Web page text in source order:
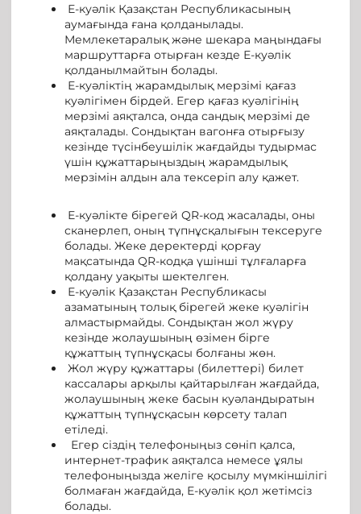
Е-куәлік Қазақстан Республикасының
аумағында ғана қолданылады.
Мемлекетаралық және шекара маңындағы
маршруттарға отырған кезде Е-куәлік
қолданылмайтын болады.
Е-куәліктің жарамдылық мерзімі қағаз
куәлігімен бірдей. Егер қағаз куәлігінің
мерзімі аяқталса, онда сандық мерзімі де
аяқталады. Сондықтан вагонға отырғызу
кезінде түсінбеушілік жағдайды тудырмас
үшін құжаттарыңыздың жарамдылық
мерзімін алдын ала тексеріп алу қажет.
Е-куәлікте бірегей QR-код жасалады, оны
сканерлеп, оның түпнұсқалығын тексеруге
болады. Жеке деректерді қорғау
мақсатында QR-кодқа үшінші тұлғаларға
қолдану уақыты шектелген.
Е-куәлік Қазақстан Республикасы
азаматының толық бірегей жеке куәлігін
алмастырмайды. Сондықтан жол жүру
кезінде жолаушының өзімен бірге
құжаттың түпнұсқасы болғаны жөн.
Жол жүру құжаттары (билеттері) билет
кассалары арқылы қайтарылған жағдайда,
жолаушының жеке басын куәландыратын
құжаттың түпнұсқасын көрсету талап
етіледі.
Егер сіздің телефоныңыз сөніп қалса,
интернет-трафик аяқталса немесе ұялы
телефоныңызда желіге қосылу мүмкіншілігі
болмаған жағдайда, Е-куәлік қол жетімсіз
болады.